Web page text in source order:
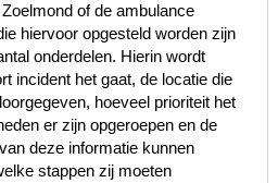
of de ambulance
hiervoor opgesteld worden zijn
onderdelen. Hierin wordt
incident het gaat, de locatie die
hoeveel prioriteit het
er zijn opgeroepen en de
deze informatie kunnen
stappen zij moeten